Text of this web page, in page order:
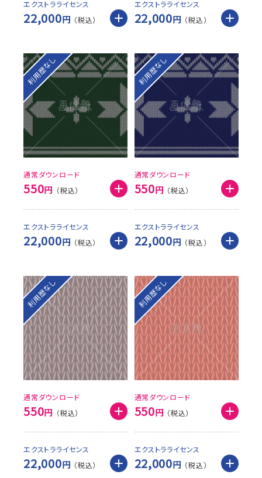
エクストラライセンス
22,000円
エクストラライセンス
22,000円
利用歴なし
通常ダウンロード
550円
エクストラライセンス
22,000円
利用歴なし
通常ダウンロード
550円
エクストラライセンス
22,000円
利用歴なし
通常ダウンロード
550円
エクストラライセンス
22,000円
利用歴なし
通常ダウンロード
550円
エクストラライセンス
22,000円